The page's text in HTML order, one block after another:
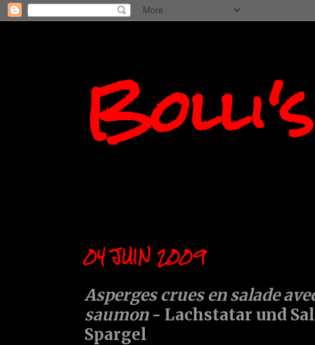
04 JUIN 2009
Asperges crues en salade
saumon - Lachstatar und
Spargel